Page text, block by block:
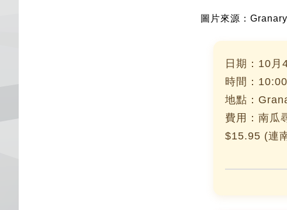
圖片來源：
日期：10月
時間：
地點：
費用：南瓜
$15.95 (連